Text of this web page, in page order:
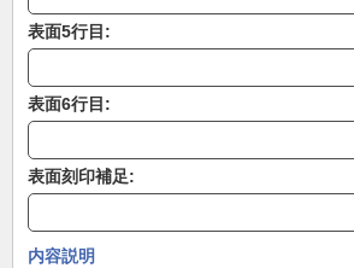
表面5行目:
表面6行目:
表面刻印補足:
内容説明